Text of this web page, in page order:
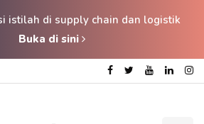
istilah di supply chain dan logistik
Buka di sini